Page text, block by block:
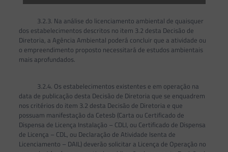
3.2.3. Na análise do licenciamento ambiental de quaisquer
dos estabelecimentos descritos no item 3.2 desta Decisão de
Diretoria, a Agência Ambiental poderá concluir que a atividade ou
o empreendimento proposto necessitará de estudos ambientais
mais aprofundados.
3.2.4. Os estabelecimentos existentes e em operação na
data de publicação desta Decisão de Diretoria que se enquadrem
nos critérios do item 3.2 desta Decisão de Diretoria e que
possuam manifestação da Cetesb (Carta ou Certificado de
Dispensa de Licença Instalação – CDLI, ou Certificado de Dispensa
de Licença – CDL, ou Declaração de Atividade Isenta de
Licenciamento – DAIL) deverão solicitar a Licença de Operação no